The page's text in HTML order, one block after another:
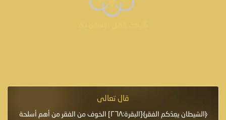
قال تعالى
﴿الشيطان يعِدُكم الفقر﴾[البقرة:٢٦٨] الخوف من الفقر من أهم أسلحة